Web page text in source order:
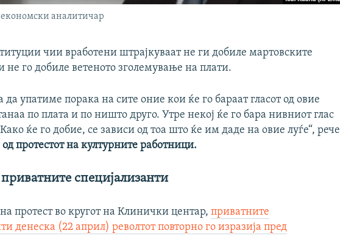
аналитичар
чии вработени штрајкуваат не ги добиле мартовските
не го добиле ветеното зголемување на плати.
да упатиме порака на сите оние кои ќе го бараат гласот од овие
по плата и по ништо друго. Утре некој ќе го бара нивниот глас
ќе го добие, се зависи од тоа што ќе им даде на овие луѓе“, рече
протестот на културните работници.
приватните специјализанти
протест во кругот на Клинички центар,приватните
денеска (22 април) револтот повторно го изразија пред